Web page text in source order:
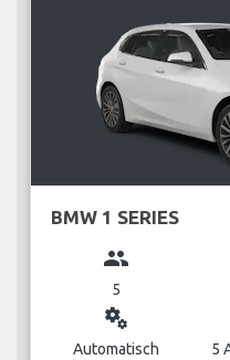
BMW 1 SERIES
group
5
miscellaneous_services
Automatisch 5